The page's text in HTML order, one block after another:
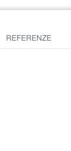
REFERENZE